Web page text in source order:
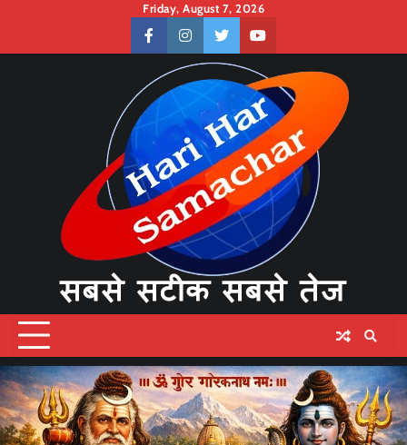
content
Friday, August 7, 2026
facebookinstagramtwitteryoutube